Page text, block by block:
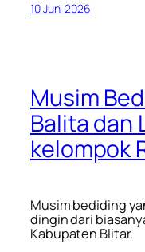
10 Juni 2026
Musim
Balita dan
kelompok
Musim bediding
dingin dari
Kabupaten Blitar.